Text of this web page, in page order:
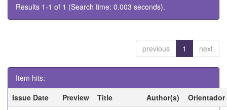
Results 1-1 of 1 (Search time: 0.003 seconds).
previous 1 next
Item hits:
Issue Date
Preview Title Author(s)
Orientador